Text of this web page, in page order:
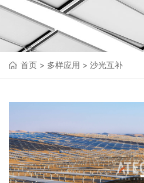
首页 > 多样应用 > 沙光互补